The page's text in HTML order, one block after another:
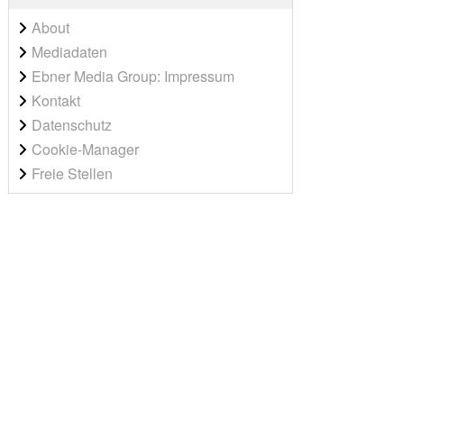
About
Mediadaten
Ebner Media Group: Impressum
Kontakt
Datenschutz
Cookie-Manager
Freie Stellen